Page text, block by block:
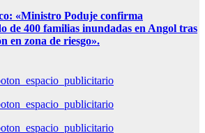
«Ministro Poduje confirma
de 400 familias inundadas en Angol tras
en zona de riesgo».